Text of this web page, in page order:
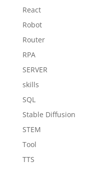
React
Robot
Router
RPA
SERVER
skills
SQL
Stable Diffusion
STEM
Tool
TTS